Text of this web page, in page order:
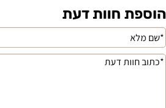
הוספת חוות דעת